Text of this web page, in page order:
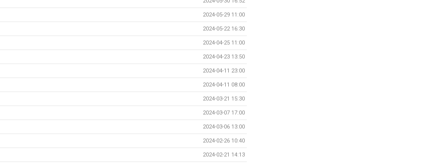
2024-05-29 11:00
2024-05-22 16:30
2024-04-25 11:00
2024-04-23 13:50
2024-04-11 23:00
2024-04-11 08:00
2024-03-21 15:30
2024-03-07 17:00
2024-03-06 13:00
2024-02-26 10:40
2024-02-21 14:13